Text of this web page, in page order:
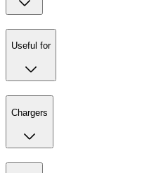
Useful for
Chargers